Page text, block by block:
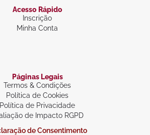
Acesso Rápido
Inscrição
Minha Conta
Páginas Legais
Termos & Condições
Política de Cookies
Política de Privacidade
de Impacto RGPD
de Consentimento